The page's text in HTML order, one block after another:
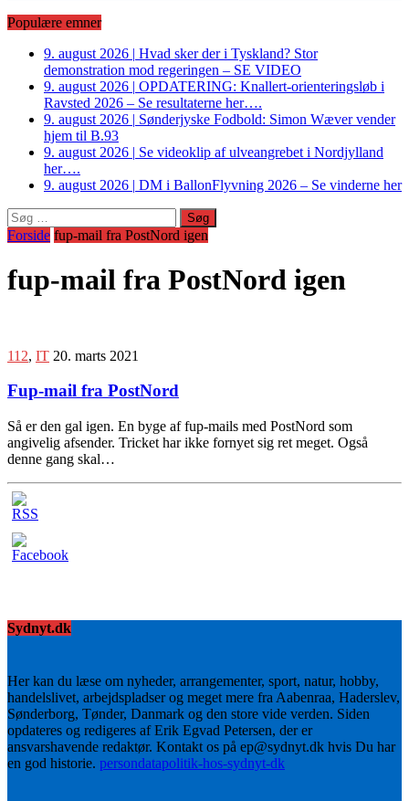
Populære emner
9. august 2026 | Hvad sker der i Tyskland? Stor
demonstration mod regeringen – SE VIDEO
9. august 2026 | OPDATERING: Knallert-orienteringsløb i
Ravsted 2026 – Se resultaterne her….
9. august 2026 | Sønderjyske Fodbold: Simon Wæver vender
hjem til B.93
9. august 2026 | Se videoklip af ulveangrebet i Nordjylland
her….
9. august 2026 | DM i BallonFlyvning 2026 – Se vinderne her
Søg
efter:
Forside fup-mail fra PostNord igen
fup-mail fra PostNord igen
112, IT 20. marts 2021
Fup-mail fra PostNord
Så er den gal igen. En byge af fup-mails med PostNord som
angivelig afsender. Tricket har ikke fornyet sig ret meget. Også
denne gang skal…
Sydnyt.dk
Her kan du læse om nyheder, arrangementer, sport, natur, hobby,
handelslivet, arbejdspladser og meget mere fra Aabenraa, Haderslev,
Sønderborg, Tønder, Danmark og den store vide verden. Siden
opdateres og redigeres af Erik Egvad Petersen, der er
ansvarshavende redaktør. Kontakt os på ep@sydnyt.dk hvis Du har
en god historie. persondatapolitik-hos-sydnyt-dk